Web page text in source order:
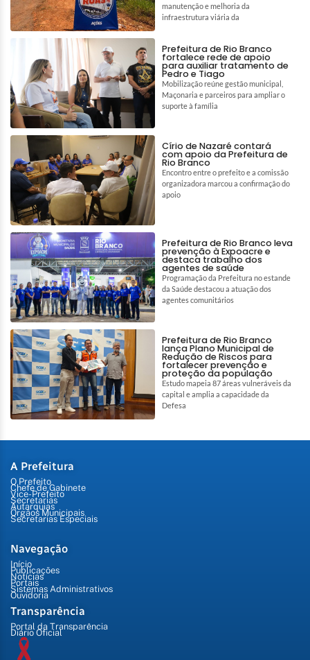
manutenção e melhoria da
infraestrutura viária da
Prefeitura de Rio Branco
fortalece rede de apoio
para auxiliar tratamento de
Pedro e Tiago
Mobilização reúne gestão municipal,
Maçonaria e parceiros para ampliar o
suporte à família
Círio de Nazaré contará
com apoio da Prefeitura de
Rio Branco
Encontro entre o prefeito e a comissão
organizadora marcou a confirmação do
apoio
Prefeitura de Rio Branco leva
prevenção à Expoacre e
destaca trabalho dos
agentes de saúde
Programação da Prefeitura no estande
da Saúde destacou a atuação dos
agentes comunitários
Prefeitura de Rio Branco
lança Plano Municipal de
Redução de Riscos para
fortalecer prevenção e
proteção da população
Estudo mapeia 87 áreas vulneráveis da
capital e amplia a capacidade da
Defesa
A Prefeitura
O Prefeito
Chefe de Gabinete
Vice-Prefeito
Secretarias
Autarquias
Órgãos Municipais
Secretarias Especiais
Navegação
Início
Publicações
Notícias
Portais
Sistemas Administrativos
Ouvidoria
Transparência
Portal da Transparência
Diário Oficial